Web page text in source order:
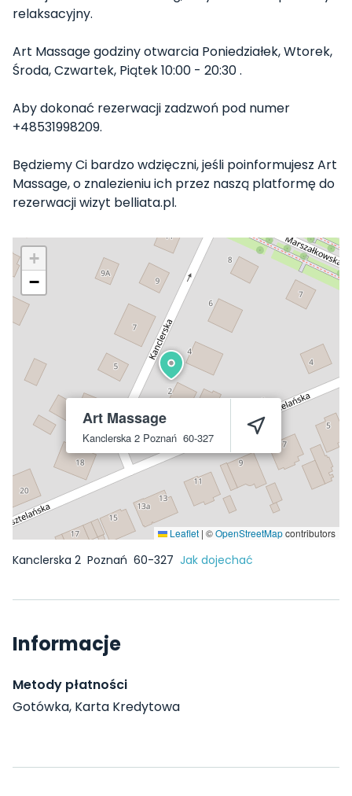
relaksacyjny.
Art Massage godziny otwarcia Poniedziałek, Wtorek,
Środa, Czwartek, Piątek 10:00 - 20:30 .
Aby dokonać rezerwacji zadzwoń pod numer
+48531998209.
Będziemy Ci bardzo wdzięczni, jeśli poinformujesz Art
Massage, o znalezieniu ich przez naszą platformę do
rezerwacji wizyt belliata.pl.
Art Massage
Kanclerska 2 Poznań 60-327
+
−
Leaflet | ©OpenStreetMapcontributors
Kanclerska 2 Poznań 60-327 Jak dojechać
Informacje
Metody płatności
Gotówka, Karta Kredytowa